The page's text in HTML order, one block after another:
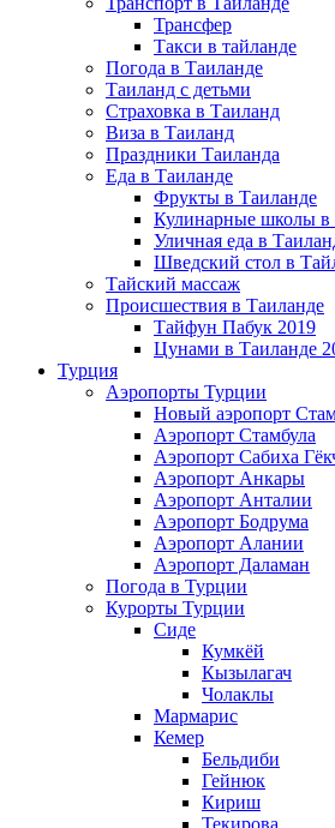
Трансфер
Такси в тайланде
Погода в Таиланде
Таиланд с детьми
Страховка в Таиланд
Виза в Таиланд
Праздники Таиланда
Еда в Таиланде
Фрукты в Таиланде
Кулинарные школы в
Уличная еда в
Шведский стол в
Тайский массаж
Происшествия в Таиланде
Тайфун Пабук 2019
Цунами в Таиланде
Турция
Аэропорты Турции
Новый аэропорт
Аэропорт Стамбула
Аэропорт Сабиха
Аэропорт Анкары
Аэропорт Анталии
Аэропорт Бодрума
Аэропорт Алании
Аэропорт Даламан
Погода в Турции
Курорты Турции
Сиде
Кумкёй
Кызылагач
Чолаклы
Мармарис
Кемер
Бельдиби
Гейнюк
Кириш
Текирова